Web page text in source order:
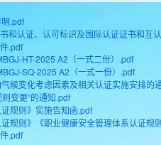
.pdf
和认证、认可标识及国际认证证书和互
.pdf
HT-2025 A2（一式二份）.pdf
SQ-2025 A2（一式一份）.pdf
候变化考虑因素及相关认证实施安排的
变更”的通知.pdf
规则》实施告知函.pdf
规则》《职业健康安全管理体系认证
.pdf